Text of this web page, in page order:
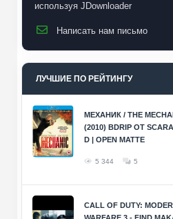
используя JDownloader
Написать нам письмо
ЛУЧШИЕ ПО РЕЙТИНГУ
МЕХАНИК / THE
(2010) BDRIP ОТ
D | OPEN MATTE
5 344 5
CALL OF DUTY: